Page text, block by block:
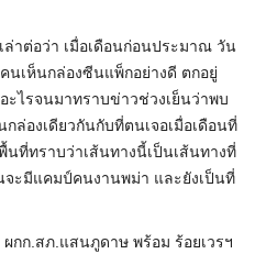
าต่อว่า เมื่อเดือนก่อนประมาณ วัน
นเห็นกล่องซีนแพ็กอย่างดี ตกอยู่
ะไรจนมาทราบข่าวช่วงเย็นว่าพบ
ล่องเดียวกันกับที่ตนเจอเมื่อเดือนที่
ที่ทราบว่าเส้นทางนี้เป็นเส้นทางที่
ะมีแคมป์คนงานพม่า และยังเป็นที่
กก.สภ.แสนภูดาษ พร้อม ร้อยเวรฯ